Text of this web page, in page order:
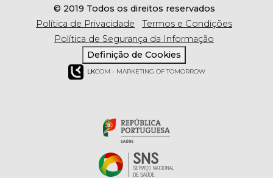
© 2019 Todos os direitos reservados
Política de Privacidade
Termos e Condições
Política de Segurança da Informação
Definição de Cookies
LKCOM - MARKETING OF TOMORROW